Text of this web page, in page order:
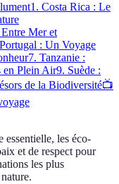
1. Costa Rica : Le
Mer et
: Un Voyage
7. Tanzanie :
en Plein Air9. Suède :
de la Biodiversité📺
essentielle, les éco-
et de respect pour
les plus